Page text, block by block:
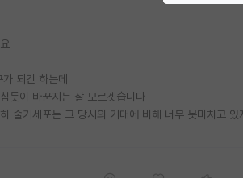
되긴 하는데
듯이 바꾼지는 잘 모르겟습니다
줄기세포는 그 당시의 기대에 비해 너무 못미치고 있